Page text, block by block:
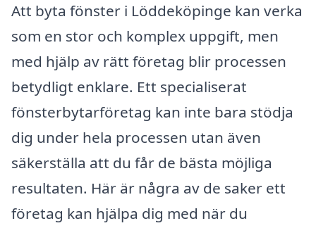
Att byta fönster i Löddeköpinge kan verka
som en stor och komplex uppgift, men
med hjälp av rätt företag blir processen
betydligt enklare. Ett specialiserat
fönsterbytarföretag kan inte bara stödja
dig under hela processen utan även
säkerställa att du får de bästa möjliga
resultaten. Här är några av de saker ett
företag kan hjälpa dig med när du